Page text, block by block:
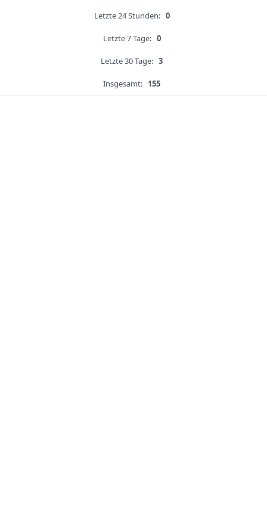
Letzte 24 Stunden: 0
Letzte 7 Tage: 0
Letzte 30 Tage: 3
Insgesamt: 155